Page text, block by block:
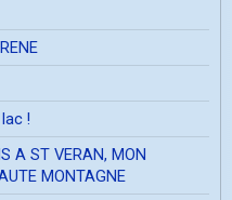
!
A ST VERAN, MON
MONTAGNE